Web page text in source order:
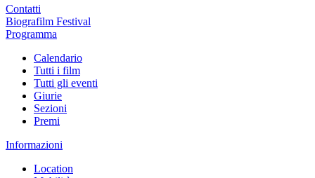
Contatti
Biografilm Festival
Programma
Calendario
Tutti i film
Tutti gli eventi
Giurie
Sezioni
Premi
Informazioni
Location